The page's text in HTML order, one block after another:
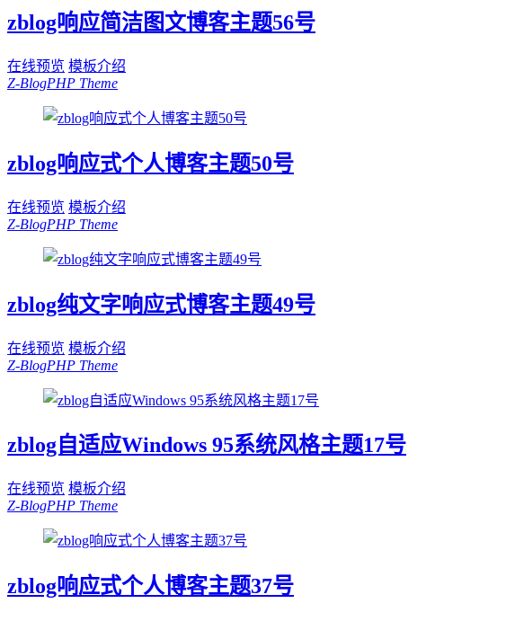
zblog响应简洁图文博客主题56号
在线预览 模板介绍
Z-BlogPHP Theme
zblog响应式个人博客主题50号
在线预览 模板介绍
Z-BlogPHP Theme
zblog纯文字响应式博客主题49号
在线预览 模板介绍
Z-BlogPHP Theme
zblog自适应Windows 95系统风格主题17号
在线预览 模板介绍
Z-BlogPHP Theme
zblog响应式个人博客主题37号